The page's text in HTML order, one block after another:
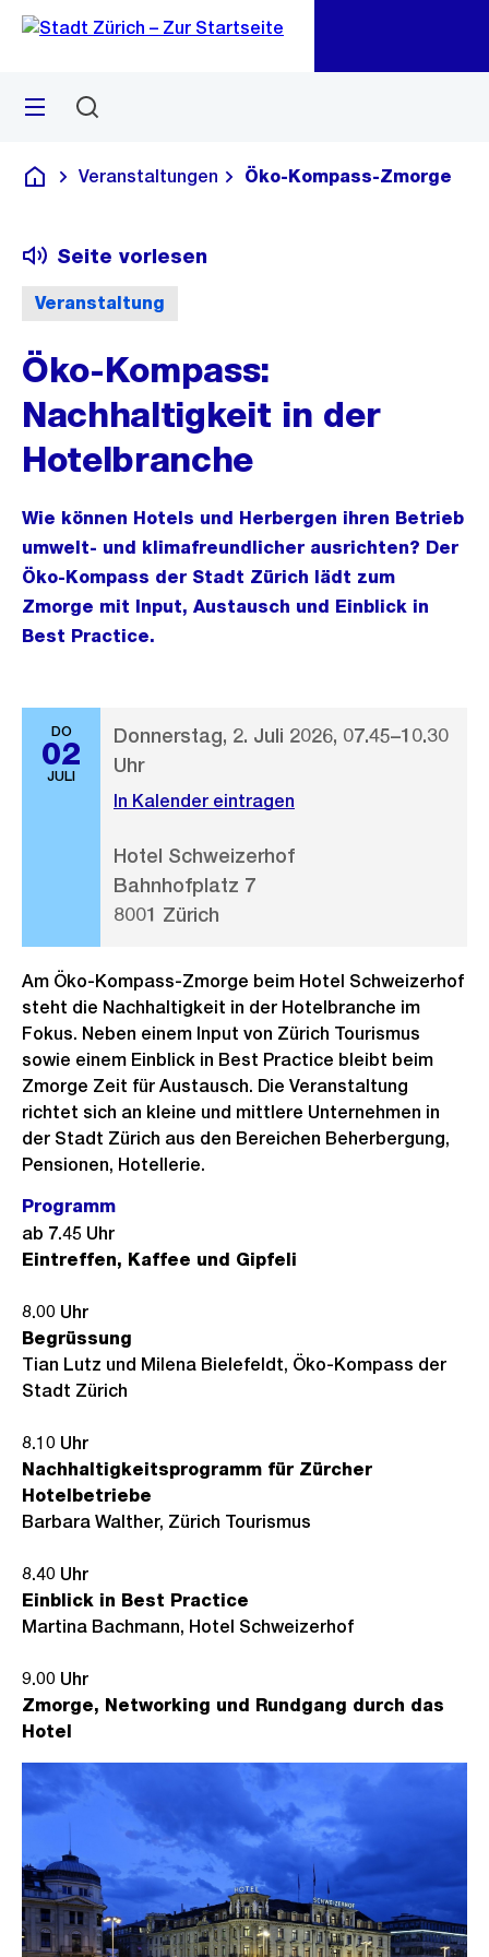
Navigation
Sprunglink
Menü
Deutsch
Veranstaltungen Öko-Kompass-Zmorge
Veranstaltung
Seite vorlesen
Öko-Kompass:
Nachhaltigkeit in der
Hotelbranche
Wie können Hotels und Herbergen ihren Betrieb
umwelt- und klimafreundlicher ausrichten? Der
Öko-Kompass der Stadt Zürich lädt zum
Zmorge mit Input, Austausch und Einblick in
Best Practice.
DO
02
JULI
Donnerstag, 2. Juli 2026, 07.45–10.30
Uhr
In Kalender eintragen
Hotel Schweizerhof
Bahnhofplatz 7
8001 Zürich
Am Öko-Kompass-Zmorge beim Hotel Schweizerhof
steht die Nachhaltigkeit in der Hotelbranche im
Fokus. Neben einem Input von Zürich Tourismus
sowie einem Einblick in Best Practice bleibt beim
Zmorge Zeit für Austausch. Die Veranstaltung
richtet sich an kleine und mittlere Unternehmen in
der Stadt Zürich aus den Bereichen Beherbergung,
Pensionen, Hotellerie.
Programm
ab 7.45 Uhr
Eintreffen, Kaffee und Gipfeli
8.00 Uhr
Begrüssung
Tian Lutz und Milena Bielefeldt, Öko-Kompass der
Stadt Zürich
8.10 Uhr
Nachhaltigkeitsprogramm für Zürcher
Hotelbetriebe
Barbara Walther, Zürich Tourismus
8.40 Uhr
Einblick in Best Practice
Martina Bachmann, Hotel Schweizerhof
9.00 Uhr
Zmorge, Networking und Rundgang durch das
Hotel